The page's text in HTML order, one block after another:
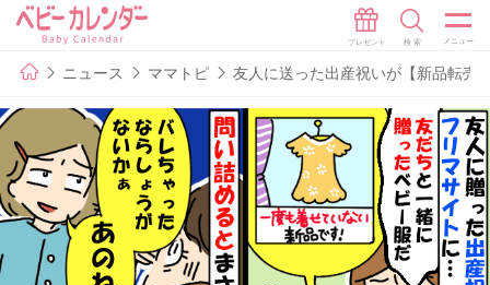
ニュース ママトピ 友人に送った出産祝いが【新品転売